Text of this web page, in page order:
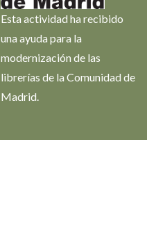
Esta actividad ha recibido
una ayuda para la
modernización de las
librerías de la Comunidad de
Madrid.